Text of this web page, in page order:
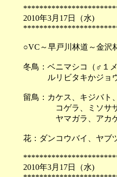
2010年3
○VC～早戸川林道～金沢
冬鳥：ベニマシコ（♂１
ルリビタキかジョウ
留鳥：カケス、キジバト
コゲラ、ミソサザイ
ヤマガラ、アカ
花：ダンコウバイ、ヤブ
2010年3